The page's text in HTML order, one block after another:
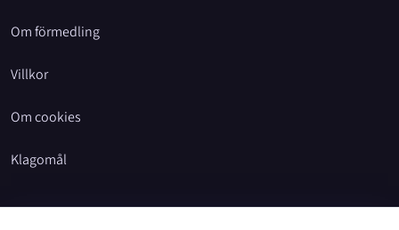
Om förmedling
Villkor
Om cookies
Klagomål